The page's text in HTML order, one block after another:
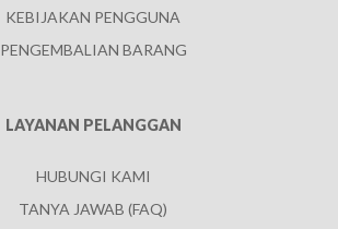
KEBIJAKAN PENGGUNA
PENGEMBALIAN BARANG
LAYANAN PELANGGAN
HUBUNGI KAMI
TANYA JAWAB (FAQ)